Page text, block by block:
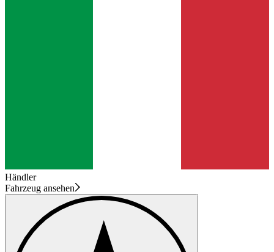
Händler
Fahrzeug ansehen